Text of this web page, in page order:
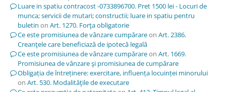
Luare in spatiu contracost -0733896700. Pret 1500 lei - Locuri de
munca; servicii de mutari; constructii; luare in spatiu pentru
buletin on Art. 1270. Forţa obligatorie
Ce este promisiunea de vânzare cumpărareon Art. 2386.
Creanţele care beneficiază de ipotecă legală
Ce este promisiunea de vânzare cumpărareon Art. 1669.
Promisiunea de vânzare şi promisiunea de cumpărare
Obligația de întreținere: exercitare, influența locuinței minorului
on Art. 530. Modalităţile de executare